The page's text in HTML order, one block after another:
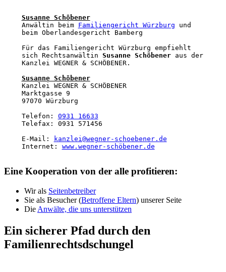
Susanne Schöbener
Anwältin beim Familiengericht Würzburg und
beim Oberlandesgericht Bamberg
Für das Familiengericht Würzburg empfiehlt
sich Rechtsanwältin Susanne Schöbener aus der
Kanzlei WEGNER & SCHÖBENER.
Susanne Schöbener
Kanzlei WEGNER & SCHÖBENER
Marktgasse 9
97070 Würzburg
Telefon: 0931 16633
Telefax: 0931 571456
E-Mail:
kanzlei@wegner-schoebener.de
Internet: www.wegner-schöbener.de
Eine Kooperation von der alle profitieren:
Wir als Seitenbetreiber
Sie als Besucher (Betroffene Eltern) unserer Seite
Die Anwälte, die uns unterstützen
Ein sicherer Pfad durch den
Familienrechtsdschungel